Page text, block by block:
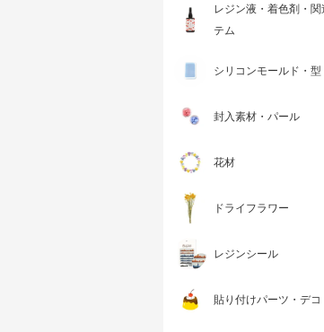
レジン液・着色剤・関
テム
シリコンモールド・型
封入素材・パール
花材
ドライフラワー
レジンシール
貼り付けパーツ・デコ